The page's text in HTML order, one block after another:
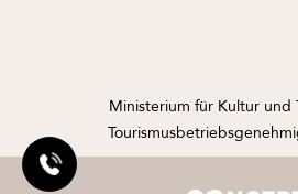
Ministerium für Kultur und